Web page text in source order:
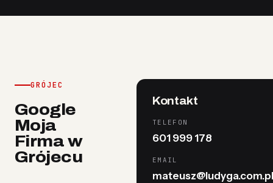
GRÓJEC
Google
Moja
Firma w
Grójecu
Kontakt
TELEFON
601 999 178
EMAIL
mateusz@ludyga.com.pl